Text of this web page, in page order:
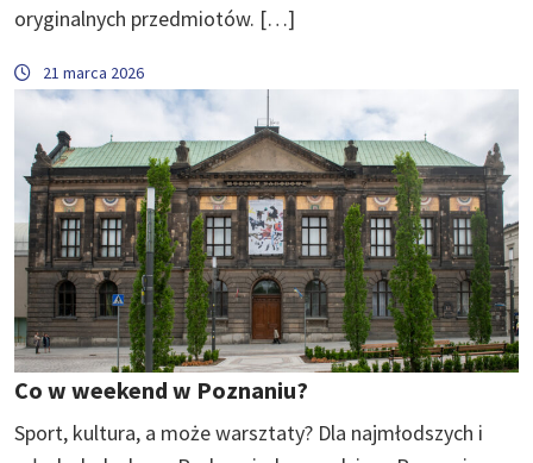
oryginalnych przedmiotów. […]
21 marca 2026
Co w weekend w Poznaniu?
Sport, kultura, a może warsztaty? Dla najmłodszych i